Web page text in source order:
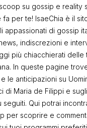
su gossip e reality
per te! IsaeChia è il
appassionati di gossip
indiscrezioni e
più chiacchierati delle
In queste pagine
le anticipazioni su
di Maria de Filippi e
Qui potrai
per scoprire e